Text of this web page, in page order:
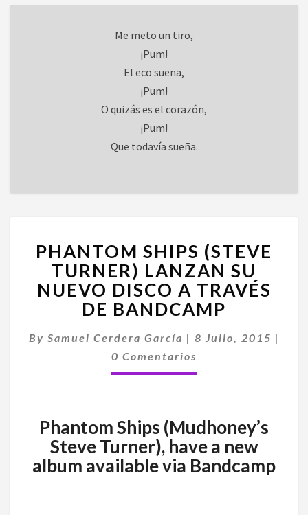
Me meto un tiro,
¡Pum!
El eco suena,
¡Pum!
O quizás es el corazón,
¡Pum!
Que todavía sueña.
SHIPS
(STEVE
TURNER)
LANZAN
SU
DISCO
A
TRAVÉS
PHANTOM SHIPS (STEVE
TURNER) LANZAN SU
NUEVO DISCO A TRAVÉS
DE BANDCAMP
By Samuel Cerdera García | 8 Julio, 2015 |
0 Comentarios
Phantom Ships (Mudhoney’s
Steve Turner), have a new
album available via Bandcamp